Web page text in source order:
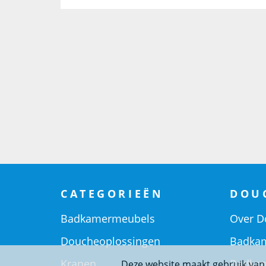
CATEGORIEËN
Badkamermeubels
Doucheoplossingen
Over